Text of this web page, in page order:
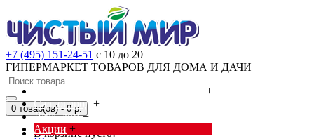
+7 (495) 151-24-51 с 10 до 20
ГИПЕРМАРКЕТ ТОВАРОВ ДЛЯ ДОМА И ДАЧИ
Cредства от насекомых и грызунов
+
Сад, огород +
Дача, дом +
Акции +
0 товар(ов) - 0 р.
В корзине пусто!